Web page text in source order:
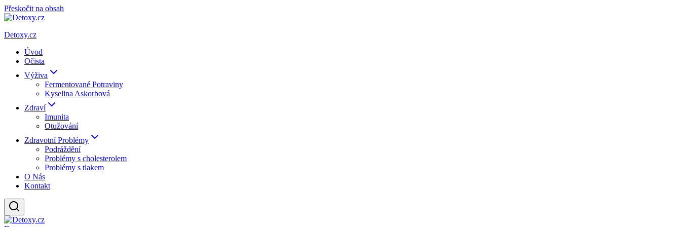
Přeskočit na obsah
Detoxy.cz
Úvod
Očista
Výživa
Fermentované Potraviny
Kyselina Askorbová
Zdraví
Imunita
Otužování
Zdravotní Problémy
Podráždění
Problémy s cholesterolem
Problémy s tlakem
O Nás
Kontakt